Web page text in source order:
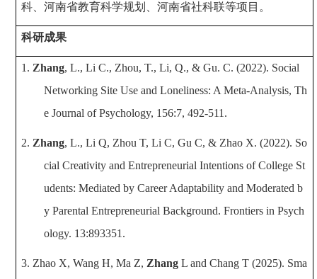
科、河南省教育科学规划、河南省社科联等项目。
科研成果
1. Zhang, L., Li C., Zhou, T., Li, Q., & Gu. C. (2022). Social
Networking Site Use and Loneliness: A Meta-Analysis, Th
e Journal of Psychology, 156:7, 492-511.
2. Zhang, L., Li Q, Zhou T, Li C, Gu C, & Zhao X. (2022). So
cial Creativity and Entrepreneurial Intentions of College St
udents: Mediated by Career Adaptability and Moderated b
y Parental Entrepreneurial Background. Frontiers inPsych
ology. 13:893351.
3. Zhao X, Wang H, Ma Z, Zhang L and Chang T (2025). Sma